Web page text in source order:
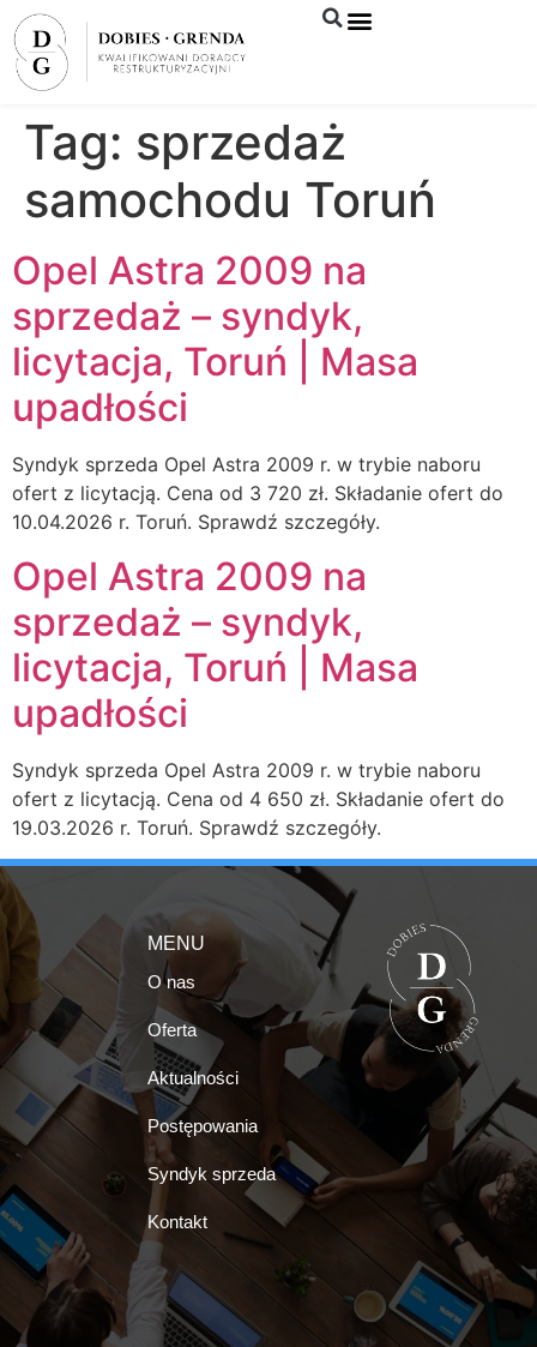
Tag: sprzedaż
samochodu Toruń
Opel Astra 2009 na
sprzedaż – syndyk,
licytacja, Toruń | Masa
upadłości
Syndyk sprzeda Opel Astra 2009 r. w trybie naboru
ofert z licytacją. Cena od 3 720 zł. Składanie ofert do
10.04.2026 r. Toruń. Sprawdź szczegóły.
Opel Astra 2009 na
sprzedaż – syndyk,
licytacja, Toruń | Masa
upadłości
Syndyk sprzeda Opel Astra 2009 r. w trybie naboru
ofert z licytacją. Cena od 4 650 zł. Składanie ofert do
19.03.2026 r. Toruń. Sprawdź szczegóły.
MENU
O nas
Oferta
Aktualności
Postępowania
Syndyk sprzeda
Kontakt